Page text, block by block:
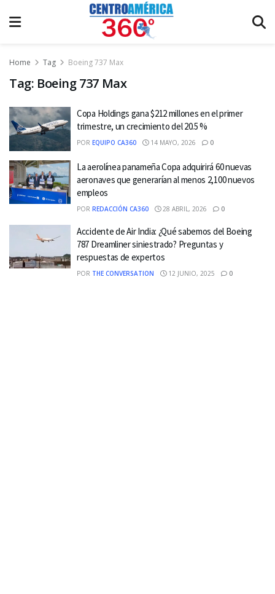
Home Tag Boeing 737 Max
Tag: Boeing 737 Max
Copa Holdings gana $212 millones en el primer
trimestre, un crecimiento del 20.5 %
POR EQUIPO CA360 14 MAYO, 2026 0
La aerolínea panameña Copa adquirirá 60 nuevas
aeronaves que generarían al menos 2,100 nuevos
empleos
POR REDACCIÓN CA360 28 ABRIL, 2026 0
Accidente de Air India: ¿Qué sabemos del Boeing
787 Dreamliner siniestrado? Preguntas y
respuestas de expertos
POR THE CONVERSATION 12 JUNIO, 2025 0